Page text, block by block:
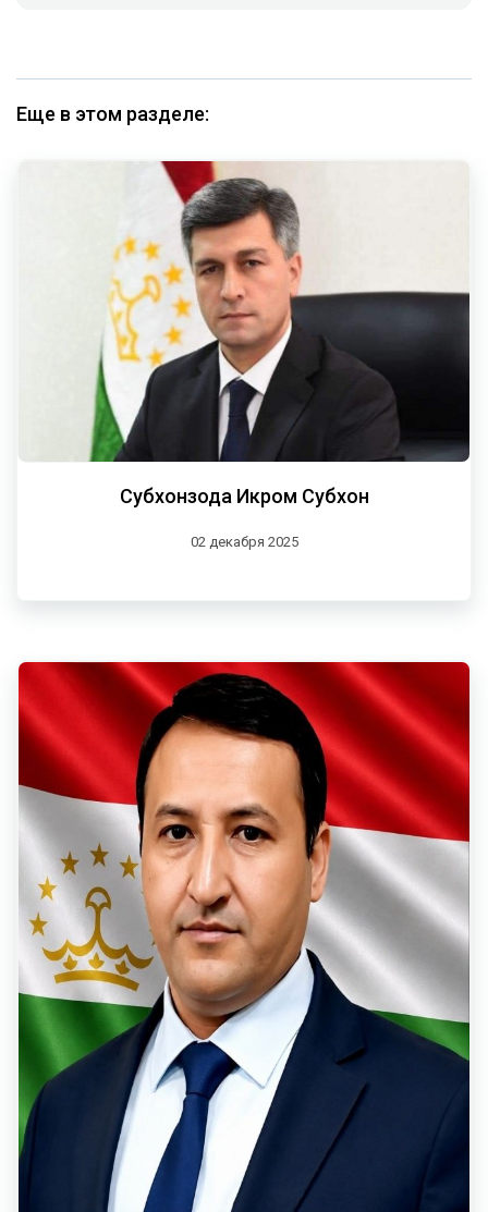
Еще в этом разделе:
Субхонзода Икром Субхон
02 декабря 2025